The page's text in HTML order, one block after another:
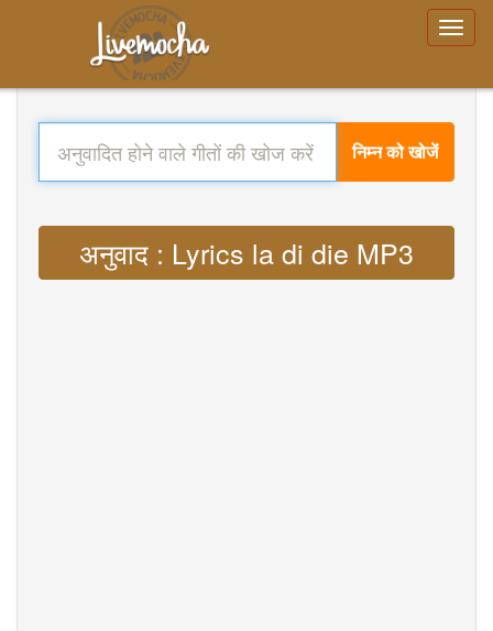
निम्न को खोजें
अनुवाद : Lyrics la di die MP3